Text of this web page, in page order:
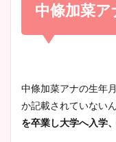
中條加菜
中條加菜アナの生年
か記載されていないん
を卒業し大学へ入学、